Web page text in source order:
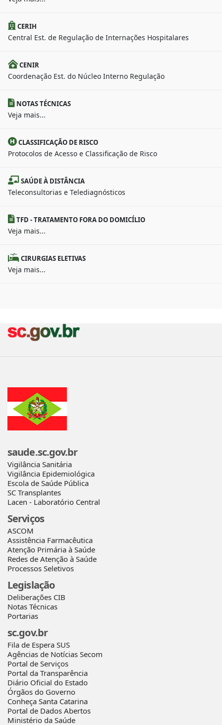
CERIH
Central Est. de Regulação de Internações Hospitalares
CENIR
Coordenação Est. do Núcleo Interno Regulação
NOTAS TÉCNICAS
Veja mais...
CLASSIFICAÇÃO DE RISCO
Protocolos de Acesso e Classificação de Risco
SAÚDE À DISTÂNCIA
Teleconsultorias e Telediagnósticos
TFD - TRATAMENTO FORA DO DOMICÍLIO
Veja mais...
CIRURGIAS ELETIVAS
Veja mais...
saude.sc.gov.br
Vigilância Sanitária
Vigilância Epidemiológica
Escola de Saúde Pública
SC Transplantes
Lacen - Laboratório Central
Serviços
ASCOM
Assistência Farmacêutica
Atenção Primária à Saúde
Redes de Atenção à Saúde
Processos Seletivos
Legislação
Deliberações CIB
Notas Técnicas
Portarias
sc.gov.br
Fila de Espera SUS
Agências de Notícias Secom
Portal de Serviços
Portal da Transparência
Diário Oficial do Estado
Órgãos do Governo
Conheça Santa Catarina
Portal de Dados Abertos
Ministério da Saúde